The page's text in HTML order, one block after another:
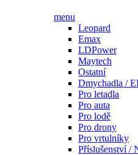
menu
Leopard
Emax
LDPower
Maytech
Ostatní
Dmychadla /
Pro letadla
Pro auta
Pro lodě
Pro drony
Pro vrtulníky
Příslušenství /